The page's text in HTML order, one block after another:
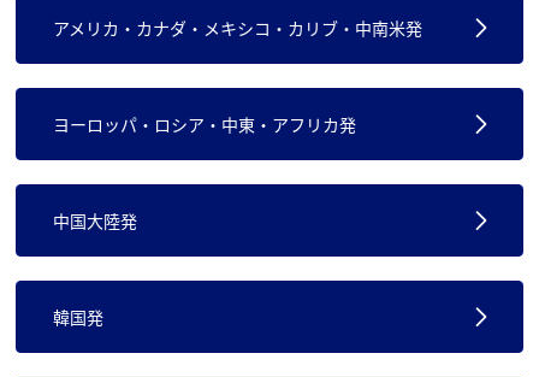
アメリカ・カナダ・メキシコ・カリブ・中南米発
ヨーロッパ・ロシア・中東・アフリカ発
中国大陸発
韓国発